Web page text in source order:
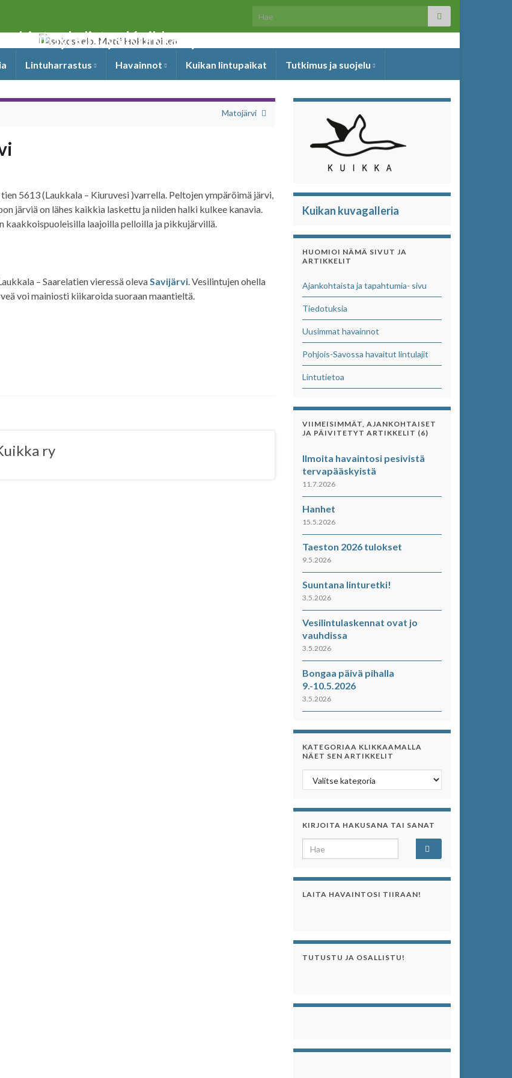
Search for:
Lintuyhdistys Kuikka ry
Lintuharrastus Havainnot Kuikan lintupaikat Tutkimus ja suojelu
Matojärvi
5613 (Laukkala – Kiuruvesi )varrella. Peltojen ympäröimä järvi,
järviä on lähes kaikkia laskettu ja niiden halki kulkee kanavia.
kaakkoispuoleisilla laajoilla pelloilla ja pikkujärvillä.
– Saarelatien vieressä olevaSavijärvi. Vesilintujen ohella
voi mainiosti kiikaroida suoraan maantieltä.
ry
Kuikan kuvagalleria
HUOMIOI NÄMÄ SIVUT JA
ARTIKKELIT
Ajankohtaista ja tapahtumia- sivu
Tiedotuksia
Uusimmat havainnot
Pohjois-Savossa havaitut lintulajit
Lintutietoa
VIIMEISIMMÄT, AJANKOHTAISET
JA PÄIVITETYT ARTIKKELIT (6)
Ilmoita havaintosi pesivistä
tervapääskyistä
11.7.2026
Hanhet
15.5.2026
Taeston 2026 tulokset
9.5.2026
Suuntana linturetki!
3.5.2026
Vesilintulaskennat ovat jo
vauhdissa
3.5.2026
Bongaa päivä pihalla
9.-10.5.2026
3.5.2026
KATEGORIAA KLIKKAAMALLA
NÄET SEN ARTIKKELIT
Kategoriaa klikkaamalla näet sen artikkelit
KIRJOITA HAKUSANA TAI SANAT
Search for:
LAITA HAVAINTOSI TIIRAAN!
TUTUSTU JA OSALLISTU!